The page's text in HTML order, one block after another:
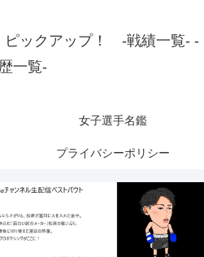
ックアップ！ -戦績一覧- -
一覧-
女子選手名鑑
プライバシーポリシー